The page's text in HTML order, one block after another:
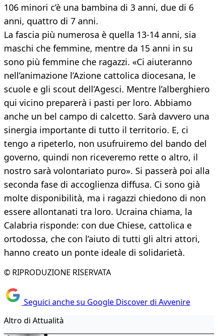
106 minori c’è una bambina di 3 anni, due di 6
anni, quattro di 7 anni.
La fascia più numerosa è quella 13-14 anni, sia
maschi che femmine, mentre da 15 anni in su
sono più femmine che ragazzi. «Ci aiuteranno
nell’animazione l’Azione cattolica diocesana, le
scuole e gli scout dell’Agesci. Mentre l’alberghiero
qui vicino preparerà i pasti per loro. Abbiamo
anche un bel campo di calcetto. Sarà davvero una
sinergia importante di tutto il territorio. E, ci
tengo a ripeterlo, non usufruiremo del bando del
governo, quindi non riceveremo rette o altro, il
nostro sarà volontariato puro». Si passerà poi alla
seconda fase di accoglienza diffusa. Ci sono già
molte disponibilità, ma i ragazzi chiedono di non
essere allontanati tra loro. Ucraina chiama, la
Calabria risponde: con due Chiese, cattolica e
ortodossa, che con l’aiuto di tutti gli altri attori,
hanno creato un ponte ideale di solidarietà.
© RIPRODUZIONE RISERVATA
Seguici anche su Google Discover di Avvenire
Altro di Attualità